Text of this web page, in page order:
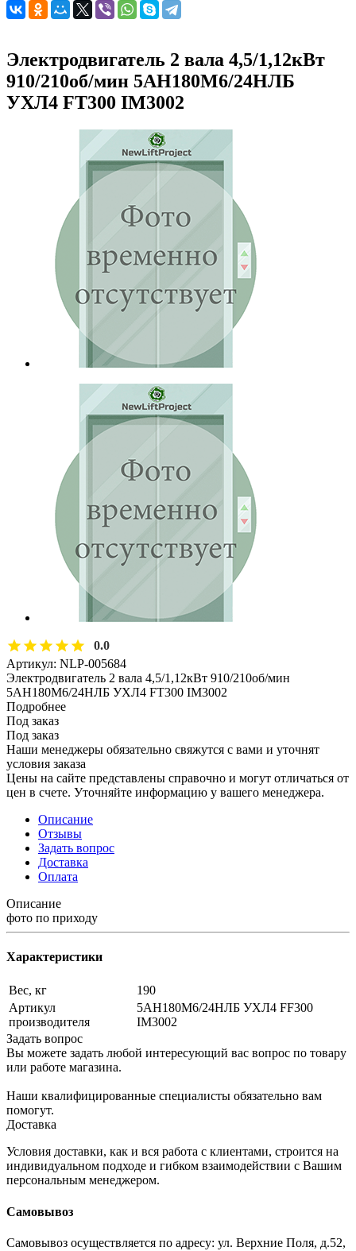
Электродвигатель 2 вала 4,5/1,12кВт
910/210об/мин 5АН180М6/24НЛБ
УХЛ4 FT300 IM3002
0.0
Артикул: NLP-005684
Электродвигатель 2 вала 4,5/1,12кВт 910/210об/мин
5АН180М6/24НЛБ УХЛ4 FT300 IM3002
Подробнее
Под заказ
Под заказ
Наши менеджеры обязательно свяжутся с вами и уточнят
условия заказа
Цены на сайте представлены справочно и могут отличаться от
цен в счете. Уточняйте информацию у вашего менеджера.
Описание
Отзывы
Задать вопрос
Доставка
Оплата
Описание
фото по приходу
Характеристики
Вес, кг
190
Артикул
производителя
5АН180М6/24НЛБ УХЛ4 FF300
IM3002
Задать вопрос
Вы можете задать любой интересующий вас вопрос по товару
или работе магазина.
Наши квалифицированные специалисты обязательно вам
помогут.
Доставка
Условия доставки, как и вся работа с клиентами, строится на
индивидуальном подходе и гибком взаимодействии с Вашим
персональным менеджером.
Самовывоз
Самовывоз осуществляется по адресу: ул. Верхние Поля, д.52,